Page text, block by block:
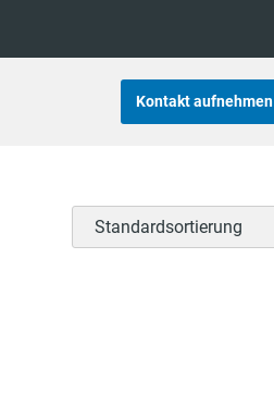
Kontakt aufnehmen